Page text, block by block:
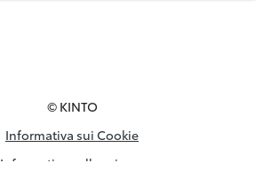
© KINTO
Informativa sui Cookie
Informativa sulla privacy